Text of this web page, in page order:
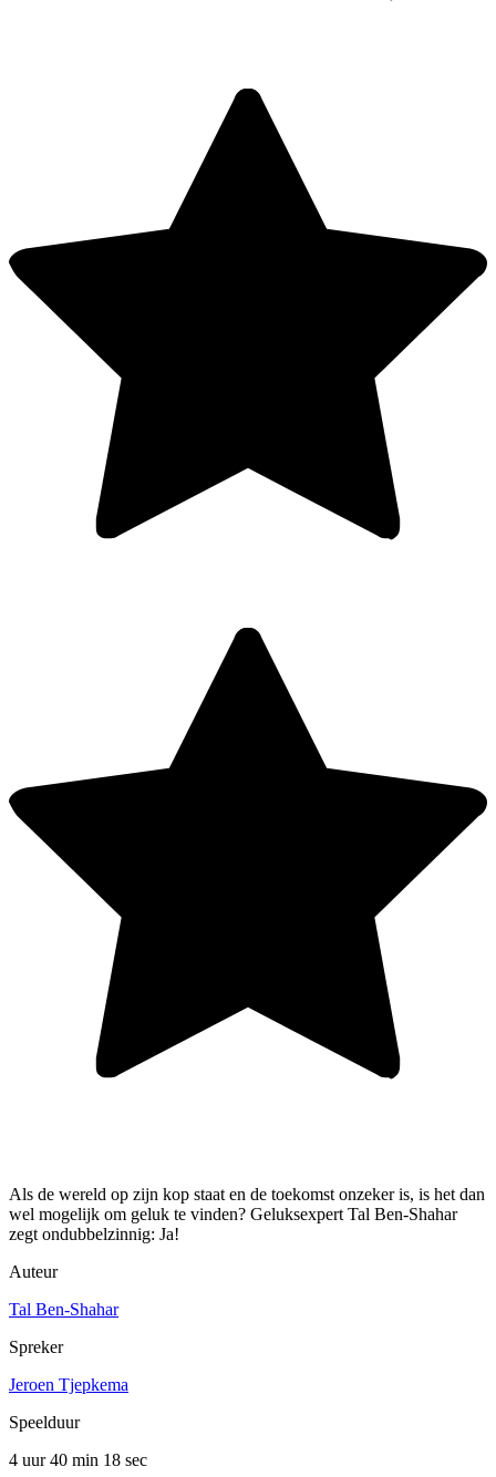
Als de wereld op zijn kop staat en de toekomst onzeker is, is het dan
wel mogelijk om geluk te vinden? Geluksexpert Tal Ben-Shahar
zegt ondubbelzinnig: Ja!
Auteur
Tal Ben-Shahar
Spreker
Jeroen Tjepkema
Speelduur
4 uur 40 min 18 sec